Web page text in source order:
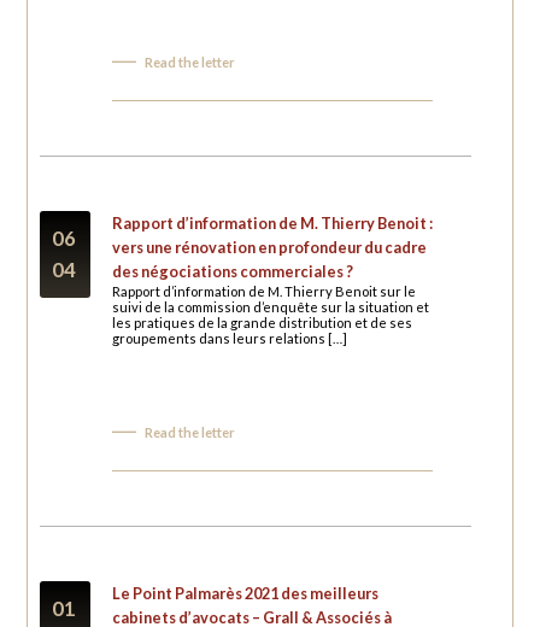
Read the letter
06
04
Rapport d’information de M. Thierry Benoit :
vers une rénovation en profondeur du cadre
des négociations commerciales ?
Rapport d’information de M. Thierry Benoit sur le
suivi de la commission d’enquête sur la situation et
les pratiques de la grande distribution et de ses
groupements dans leurs relations […]
Read the letter
01
Le Point Palmarès 2021 des meilleurs
cabinets d’avocats – Grall & Associés à